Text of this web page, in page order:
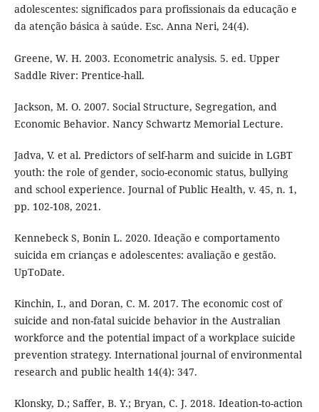
adolescentes: significados para profissionais da educação e
da atenção básica à saúde. Esc. Anna Neri, 24(4).
Greene, W. H. 2003. Econometric analysis. 5. ed. Upper
Saddle River: Prentice-hall.
Jackson, M. O. 2007. Social Structure, Segregation, and
Economic Behavior. Nancy Schwartz Memorial Lecture.
Jadva, V. et al. Predictors of self-harm and suicide in LGBT
youth: the role of gender, socio-economic status, bullying
and school experience. Journal of Public Health, v. 45, n. 1,
pp. 102-108, 2021.
Kennebeck S, Bonin L. 2020. Ideação e comportamento
suicida em crianças e adolescentes: avaliação e gestão.
UpToDate.
Kinchin, I., and Doran, C. M. 2017. The economic cost of
suicide and non-fatal suicide behavior in the Australian
workforce and the potential impact of a workplace suicide
prevention strategy. International journal of environmental
research and public health 14(4): 347.
Klonsky, D.; Saffer, B. Y.; Bryan, C. J. 2018. Ideation-to-action